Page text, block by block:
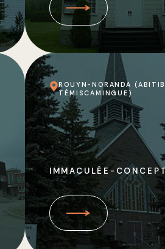
ROUYN-NORANDA
TÉMISCAMINGUE)
IMMACULÉE-